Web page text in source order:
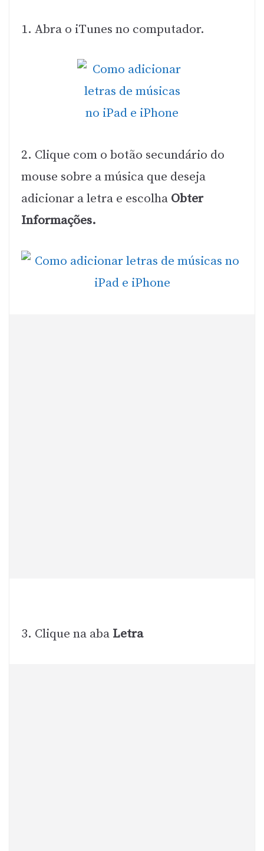
1. Abra o iTunes no computador.
2. Clique com o botão secundário do
mouse sobre a música que deseja
adicionar a letra e escolha Obter
Informações.
3. Clique na aba Letra